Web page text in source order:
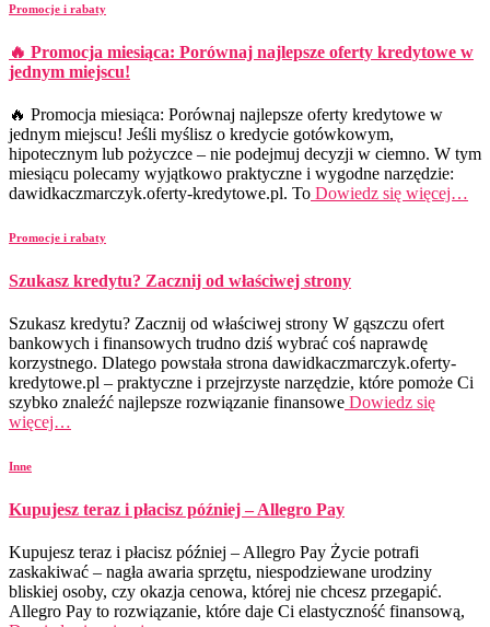
Promocje i rabaty
🔥 Promocja miesiąca: Porównaj najlepsze oferty kredytowe w
jednym miejscu!
🔥 Promocja miesiąca: Porównaj najlepsze oferty kredytowe w
jednym miejscu! Jeśli myślisz o kredycie gotówkowym,
hipotecznym lub pożyczce – nie podejmuj decyzji w ciemno. W tym
miesiącu polecamy wyjątkowo praktyczne i wygodne narzędzie:
dawidkaczmarczyk.oferty-kredytowe.pl. To Dowiedz się więcej…
Promocje i rabaty
Szukasz kredytu? Zacznij od właściwej strony
Szukasz kredytu? Zacznij od właściwej strony W gąszczu ofert
bankowych i finansowych trudno dziś wybrać coś naprawdę
korzystnego. Dlatego powstała strona dawidkaczmarczyk.oferty-
kredytowe.pl – praktyczne i przejrzyste narzędzie, które pomoże Ci
szybko znaleźć najlepsze rozwiązanie finansowe Dowiedz się
więcej…
Inne
Kupujesz teraz i płacisz później – Allegro Pay
Kupujesz teraz i płacisz później – Allegro Pay Życie potrafi
zaskakiwać – nagła awaria sprzętu, niespodziewane urodziny
bliskiej osoby, czy okazja cenowa, której nie chcesz przegapić.
Allegro Pay to rozwiązanie, które daje Ci elastyczność finansową,